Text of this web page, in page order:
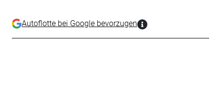
Autoflotte bei Google bevorzugen